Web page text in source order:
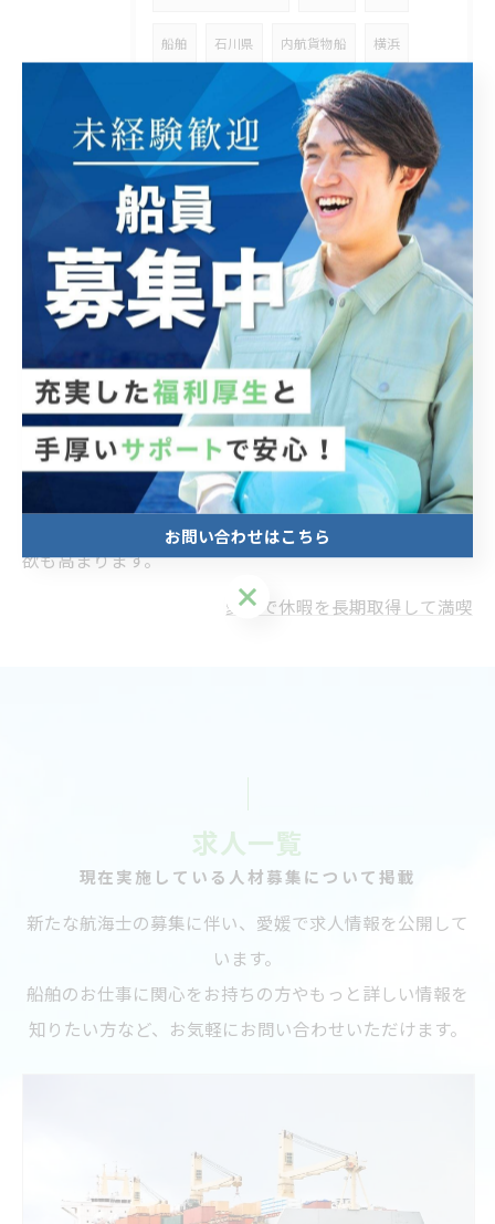
船舶 石川県 内航貨物船 横浜
キャリアアップ 499t
749t ガット 学歴不問
通常船舶での勤務において、乗船中は連続して働くこと
が多いですが、その分下船後には20日ほどの長期休暇が
取得できるのが大きな魅力です。長い休みを利用して海
外旅行や語学留学、趣味の時間を満喫する方も多く、普
段はなかなかできない体験ができます。仕事とプライベ
ートのメリハリを大切にしたい方にうってつけの職場環
境があり、意欲のある方を愛媛で募集しています。オフ
タイムは心身ともにリフレッシュでき、次の仕事への意
欲も高まります。
愛媛で休暇を長期取得して満喫
現在実施している人材募集について掲載
求人一覧
新たな航海士の募集に伴い、愛媛で求人情報を公開して
います。
船舶のお仕事に関心をお持ちの方やもっと詳しい情報を
知りたい方など、お気軽にお問い合わせいただけます。
お問い合わせはこちら
お問い合わせはこちら